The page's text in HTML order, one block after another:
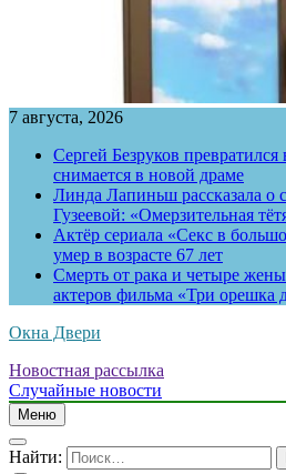
7 августа, 2026
Сергей Безруков
снимается в новой драме
Линда Лапиньш рассказала о
Гузеевой: «Омерзительная
Актёр сериала «Секс в
умер в возрасте 67 лет
Смерть от рака и четыре
актеров фильма «Три орешка
Окна Двери
Новостная рассылка
Случайные новости
Меню
Найти: